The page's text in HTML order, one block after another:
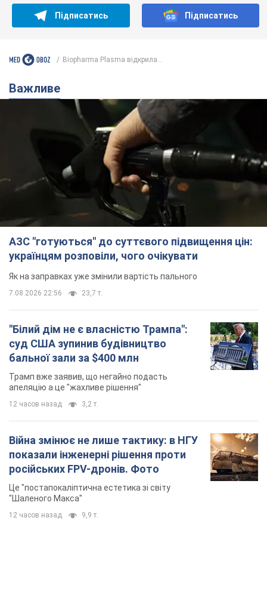
Підписатись Підписатись
Biopharma Plasma відкрила...
Важливе
АЗС "готуються" до суттєвого підвищення цін:
українцям розповіли, чого очікувати
Як на заправках уже змінили вартість пального
7.08.2026 22:56 23,7 т.
"Білий дім не є власністю Трампа":
суд США зупинив будівництво
бальної зали за $400 млн
Трамп вже заявив, що негайно подасть
апеляцію а це "жахливе рішення"
12 часов назад 3,2 т.
Війна змінює не лише тактику: в НГУ
показали інженерні рішення проти
російських FPV-дронів. Фото
Це "постапокаліптична естетика зі світу
"Шаленого Макса"
12 часов назад 9,9 т.